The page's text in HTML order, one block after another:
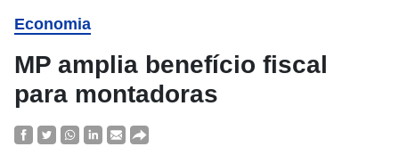
Economia
MP amplia benefício fiscal
para montadoras